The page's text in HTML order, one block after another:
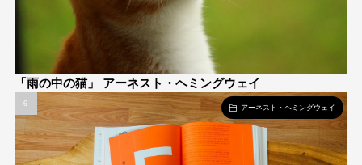
「雨の中の猫」 アーネスト・ヘミングウェイ
アーネスト・ヘミングウェイ